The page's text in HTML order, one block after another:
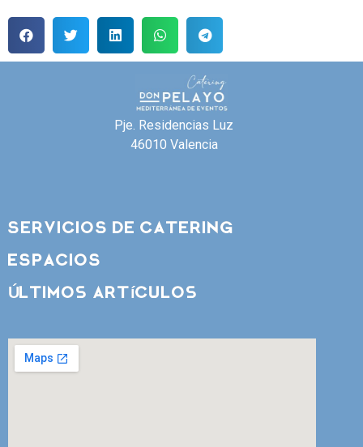
Pje. Residencias Luz
46010 Valencia
SERVICIOS DE CATERING
ESPACIOS
Últimos artículos